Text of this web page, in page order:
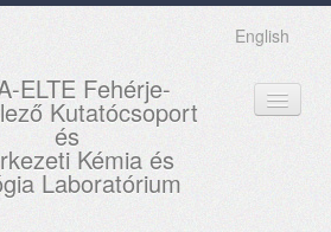
English
ELTE Fehérje-
Kutatócsoport
és
Kémia és
Laboratórium